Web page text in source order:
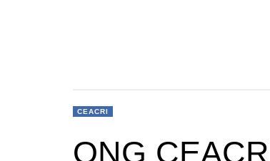
CEACRI
ONG